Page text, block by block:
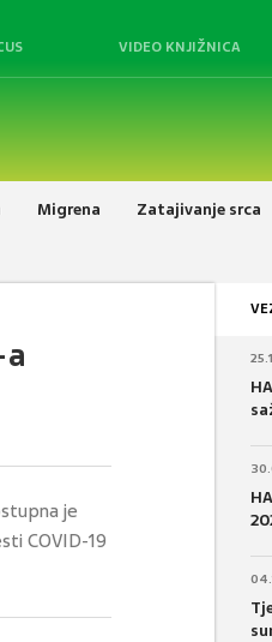
VIDEO KNJIŽNICA
Migrena Zatajivanje srca
je
COVID-19